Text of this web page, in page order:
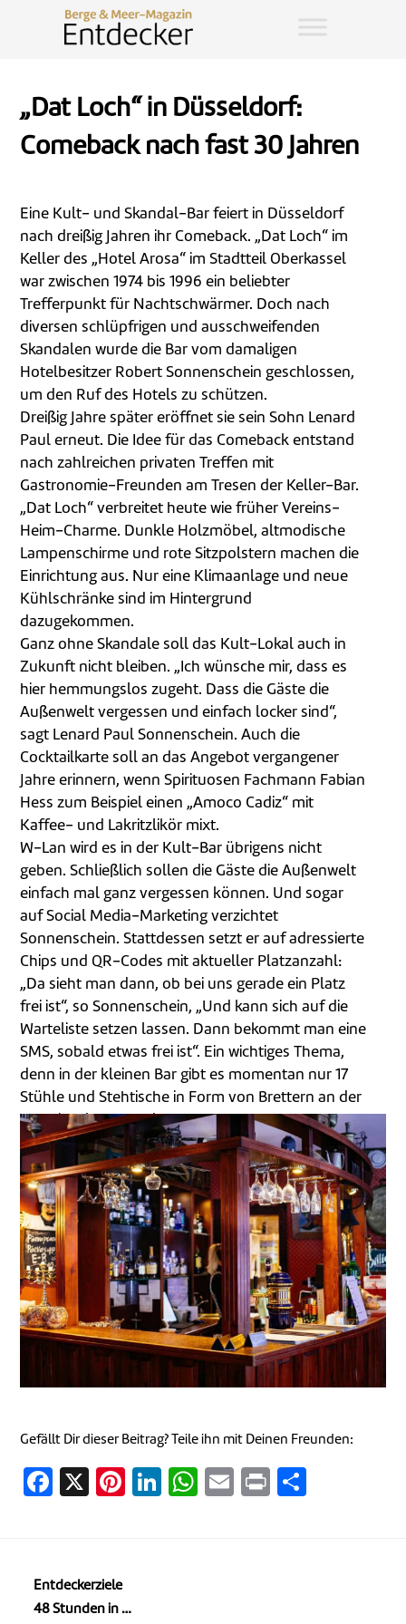
„Dat Loch“ in Düsseldorf:
Comeback nach fast 30 Jahren
Eine Kult- und Skandal-Bar feiert in Düsseldorf
nach dreißig Jahren ihr Comeback. „Dat Loch“ im
Keller des „Hotel Arosa“ im Stadtteil Oberkassel
war zwischen 1974 bis 1996 ein beliebter
Trefferpunkt für Nachtschwärmer. Doch nach
diversen schlüpfrigen und ausschweifenden
Skandalen wurde die Bar vom damaligen
Hotelbesitzer Robert Sonnenschein geschlossen,
um den Ruf des Hotels zu schützen.
Dreißig Jahre später eröffnet sie sein Sohn Lenard
Paul erneut. Die Idee für das Comeback entstand
nach zahlreichen privaten Treffen mit
Gastronomie-Freunden am Tresen der Keller-Bar.
„Dat Loch“ verbreitet heute wie früher Vereins-
Heim-Charme. Dunkle Holzmöbel, altmodische
Lampenschirme und rote Sitzpolstern machen die
Einrichtung aus. Nur eine Klimaanlage und neue
Kühlschränke sind im Hintergrund
dazugekommen.
Ganz ohne Skandale soll das Kult-Lokal auch in
Zukunft nicht bleiben. „Ich wünsche mir, dass es
hier hemmungslos zugeht. Dass die Gäste die
Außenwelt vergessen und einfach locker sind“,
sagt Lenard Paul Sonnenschein. Auch die
Cocktailkarte soll an das Angebot vergangener
Jahre erinnern, wenn Spirituosen Fachmann Fabian
Hess zum Beispiel einen „Amoco Cadiz“ mit
Kaffee- und Lakritzlikör mixt.
W-Lan wird es in der Kult-Bar übrigens nicht
geben. Schließlich sollen die Gäste die Außenwelt
einfach mal ganz vergessen können. Und sogar
auf Social Media-Marketing verzichtet
Sonnenschein. Stattdessen setzt er auf adressierte
Chips und QR-Codes mit aktueller Platzanzahl:
„Da sieht man dann, ob bei uns gerade ein Platz
frei ist“, so Sonnenschein, „Und kann sich auf die
Warteliste setzen lassen. Dann bekommt man eine
SMS, sobald etwas frei ist“. Ein wichtiges Thema,
denn in der kleinen Bar gibt es momentan nur 17
Stühle und Stehtische in Form von Brettern an der
verspiegelten Wand.
Gefällt Dir dieser Beitrag? Teile ihn mit Deinen Freunden:
Facebook
X Pinterest
LinkedIn
WhatsApp
EmailPrint
Entdeckerziele
48 Stunden in …